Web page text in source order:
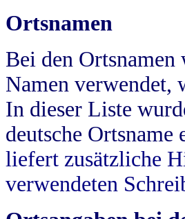
Ortsnamen
Bei den
Namen verwendet,
In dieser Liste
deutsche Ortsname
liefert zusätzliche
verwendeten